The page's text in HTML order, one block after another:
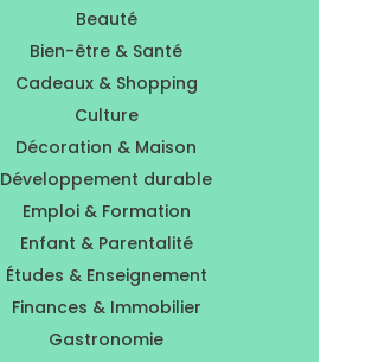
Beauté
Bien-être & Santé
Cadeaux & Shopping
Culture
Décoration & Maison
Développement durable
Emploi & Formation
Enfant & Parentalité
Études & Enseignement
Finances & Immobilier
Gastronomie